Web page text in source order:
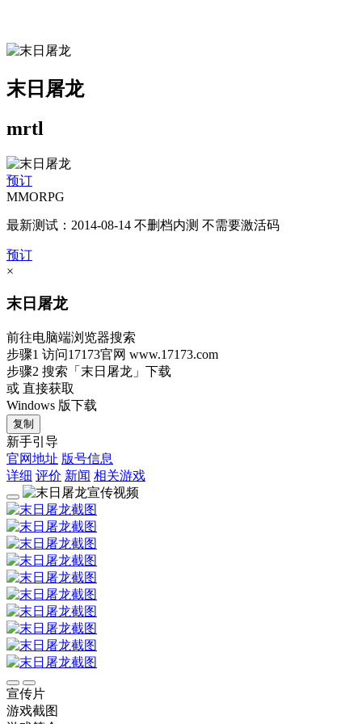
末日屠龙
mrtl
预订
MMORPG
最新测试：2014-08-14 不删档内测 不需要激活码
预订
×
末日屠龙
前往电脑端浏览器搜索
步骤1 访问17173官网 www.17173.com
步骤2 搜索 「末日屠龙」 下载
或 直接获取
Windows 版下载
复制
新手引导
官网地址 版号信息
详细 评价 新闻 相关游戏
宣传片
游戏截图